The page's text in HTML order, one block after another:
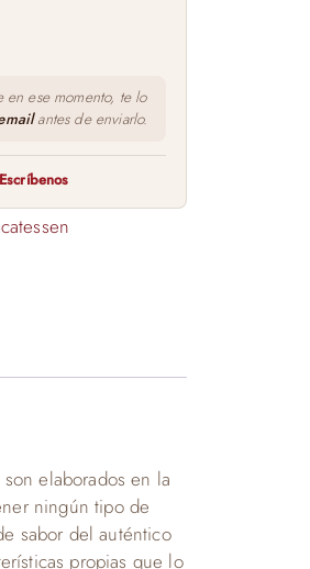
ese momento, te lo
antes de enviarlo.
Escríbenos
elaborados en la
ningún tipo de
sabor del auténtico
propias que lo